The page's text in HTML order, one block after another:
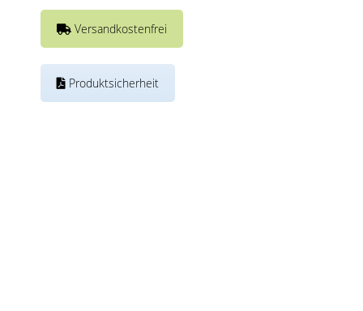
Versandkostenfrei
Produktsicherheit